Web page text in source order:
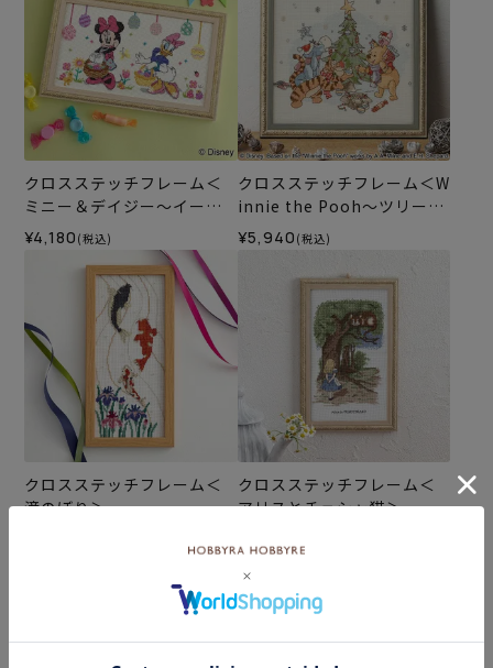
クロスステッチフレーム＜
ミニー＆デイジー～イース
ター～＞
¥4,180 (税込)
クロスステッチフレーム＜W
innie the Pooh～ツリーの
飾りつけ～＞
¥5,940 (税込)
クロスステッチフレーム＜
滝のぼり＞
クロスステッチフレーム＜
アリスとチェシャ猫＞
カテゴリーから探す